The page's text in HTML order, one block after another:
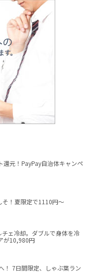
還元！PayPay自治体キャンペ
そ！夏限定で1110円～
ェ冷却。ダブルで身体を冷
が10,980円
！ 7日間限定、しゃぶ葉ラン